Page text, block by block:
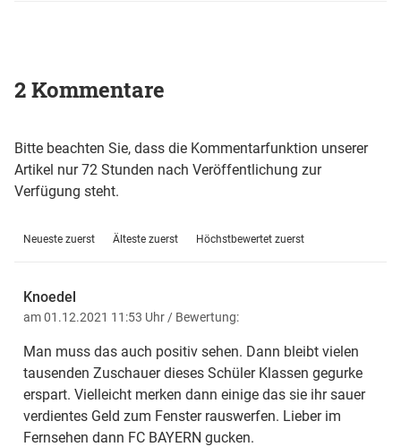
2 Kommentare
Bitte beachten Sie, dass die Kommentarfunktion unserer
Artikel nur 72 Stunden nach Veröffentlichung zur
Verfügung steht.
Neueste zuerst Älteste zuerst Höchstbewertet zuerst
Knoedel
am 01.12.2021 11:53 Uhr / Bewertung:
Man muss das auch positiv sehen. Dann bleibt vielen
tausenden Zuschauer dieses Schüler Klassen gegurke
erspart. Vielleicht merken dann einige das sie ihr sauer
verdientes Geld zum Fenster rauswerfen. Lieber im
Fernsehen dann FC BAYERN gucken.